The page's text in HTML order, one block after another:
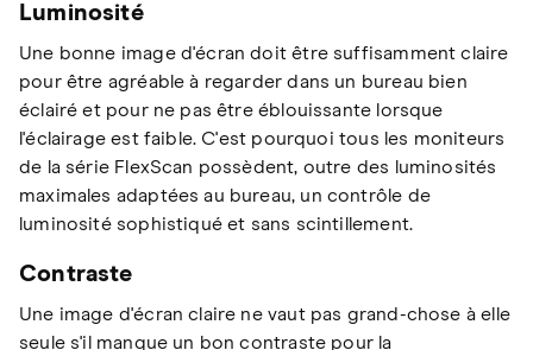
Luminosité
Une bonne image d'écran doit être suffisamment claire
pour être agréable à regarder dans un bureau bien
éclairé et pour ne pas être éblouissante lorsque
l'éclairage est faible. C'est pourquoi tous les moniteurs
de la série FlexScan possèdent, outre des luminosités
maximales adaptées au bureau, un contrôle de
luminosité sophistiqué et sans scintillement.
Contraste
Une image d'écran claire ne vaut pas grand-chose à elle
seule s'il manque un bon contraste pour la